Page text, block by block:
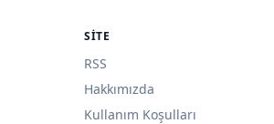
SITE
RSS
Hakkımızda
Kullanım Koşulları